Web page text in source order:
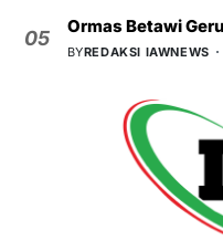
05
Ormas Betawi
BYREDAKSI IAWNEWS